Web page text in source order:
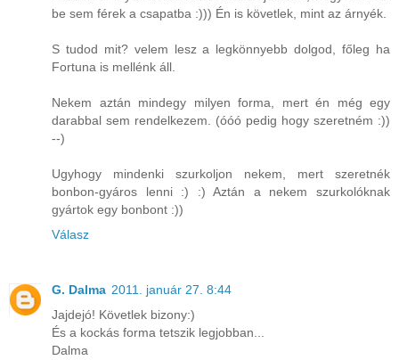
be sem férek a csapatba :))) Én is követlek, mint az árnyék.
S tudod mit? velem lesz a legkönnyebb dolgod, főleg ha
Fortuna is mellénk áll.
Nekem aztán mindegy milyen forma, mert én még egy
darabbal sem rendelkezem. (óóó pedig hogy szeretném :))
--)
Ugyhogy mindenki szurkoljon nekem, mert szeretnék
bonbon-gyáros lenni :) :) Aztán a nekem szurkolóknak
gyártok egy bonbont :))
Válasz
G. Dalma 2011. január 27. 8:44
Jajdejó! Követlek bizony:)
És a kockás forma tetszik legjobban...
Dalma